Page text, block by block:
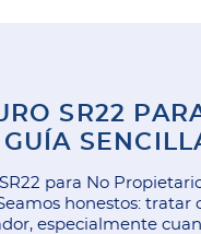
SR22
para No
honestos:
especialmente